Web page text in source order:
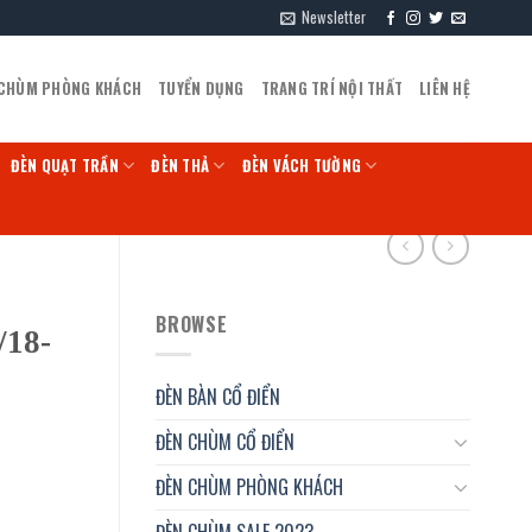
Newsletter
PHÒNG KHÁCH TUYỂN DỤNG TRANG TRÍ NỘI THẤT LIÊN HỆ
ĐÈN QUẠT TRẦN ĐÈN THẢ ĐÈN VÁCH TƯỜNG
BROWSE
ĐÈN BÀN CỔ ĐIỂN
ĐÈN CHÙM CỔ ĐIỂN
ĐÈN CHÙM PHÒNG KHÁCH